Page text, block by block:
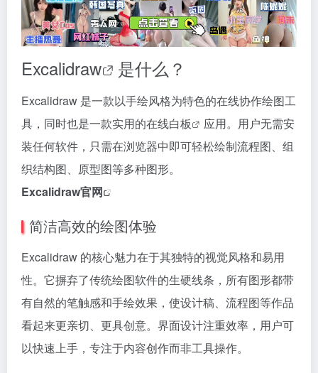
Excalidraw 是什么？
Excalidraw 是一款以手绘风格为特色的在线协作绘图工
具，同时也是一款实用的在线白板
应用。用户无需安
装任何软件，只需在浏览器中即可轻松绘制流程图、组
织结构图、原型图等多种图形。
Excalidraw官网
简洁高效的绘图体验
Excalidraw 的核心魅力在于其独特的视觉风格和易用
性。它摒弃了传统绘图软件的生硬线条，所有图形都带
有自然的笔触感和手绘效果，使设计稿、流程图等作品
看起来更亲切、更具创意。界面设计注重效率，用户可
以快速上手，专注于内容创作而非工具操作。